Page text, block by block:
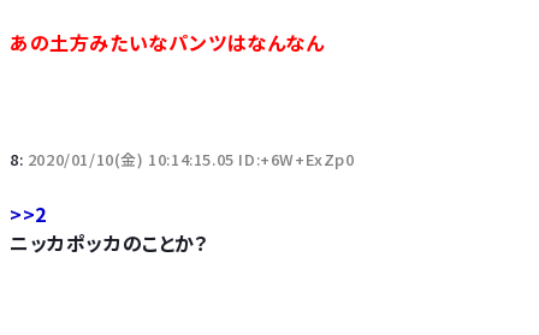
あの土方みたいなパンツはなんなん
8: 2020/01/10(金) 10:14:15.05 ID:+6W+ExZp0
>>2
ニッカポッカのことか？